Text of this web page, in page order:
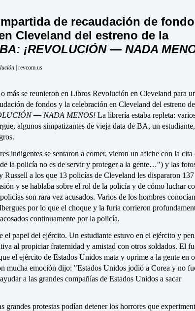
de recaudación de
Cleveland del estreno de la
¡REVOLUCIÓN — NADA
| revcom.us
más se reunieron en Libros Revolución en Cleveland para
de fondos y la celebración en Cleveland del estreno
— NADA MENOS! La librería estaba repleta:
algunos simpatizantes de vieja data de BA, un
indigentes se sentaron a comer, vieron un afiche con la cita
la policía no es de servir y proteger a la gente…") y las
a los que 13 policías de Cleveland les dispararon 137
y se hablaba sobre el rol de la policía y de cómo luchar
son rara vez acusados. Varios de los hombres
por lo que el choque y la furia corrieron
continuamente por la policía.
el papel del ejército. Un estudiante estuvo en el ejército y
al propiciar fraternidad y amistad con otros soldados. El
el ejército de Estados Unidos mata y oprime a la gente en
mucha emoción dijo: "Estados Unidos jodió a Corea y no
a las grandes compañías de Estados Unidos a sacar
grandes protestas podían detener los horrores que